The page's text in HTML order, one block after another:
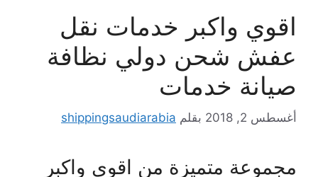
اقوي واكبر خدمات نقل
عفش شحن دولي نظافة
صيانة خدمات
أغسطس 2, 2018 بقلم shippingsaudiarabia
مجموعة متميزة من اقوي واكبر